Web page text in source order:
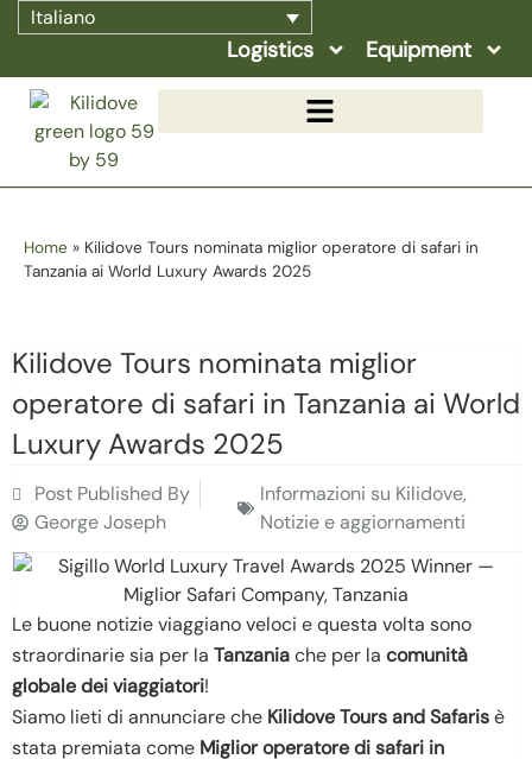
Italiano
Logistics Equipment
Home » Kilidove Tours nominata miglior operatore di safari in
Tanzania ai World Luxury Awards 2025
Kilidove Tours nominata miglior
operatore di safari in Tanzania ai World
Luxury Awards 2025
Post Published By
George Joseph
Informazioni su Kilidove,
Notizie e aggiornamenti
Le buone notizie viaggiano veloci e questa volta sono
straordinarie sia per la Tanzaniache per la comunità
globale dei viaggiatori!
Siamo lieti di annunciare che Kilidove Tours and Safarisè
stata premiata come Miglior operatore di safari in